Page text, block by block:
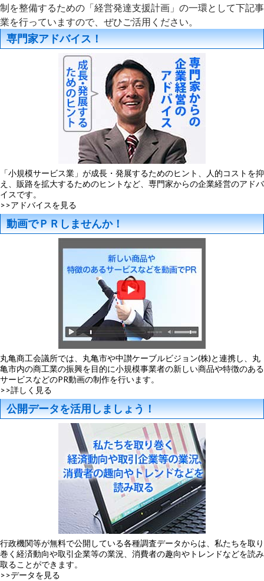
制を整備するための「経営発達支援計画」の一環として下記事
業を行っていますので、ぜひご活用ください。
専門家アドバイス！
「小規模サービス業」が成長・発展するためのヒント、人的コストを抑
え、販路を拡大するためのヒントなど、専門家からの企業経営のアドバ
イスです。
>>アドバイスを見る
動画でＰＲしませんか！
丸亀商工会議所では、丸亀市や中讃ケーブルビジョン(株)と連携し、丸
亀市内の商工業の振興を目的に小規模事業者の新しい商品や特徴のある
サービスなどのPR動画の制作を行います。
>>詳しく見る
公開データを活用しましょう！
行政機関等が無料で公開している各種調査データからは、私たちを取り
巻く経済動向や取引企業等の業況、消費者の趣向やトレンドなどを読み
取ることができます。
>>データを見る